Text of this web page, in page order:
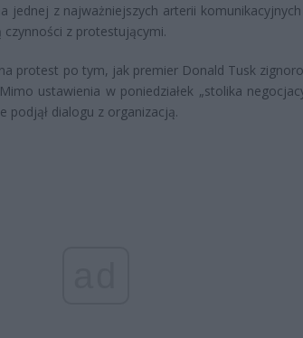
jednej z najważniejszych arterii
z protestującymi.
protest po tym, jak premier Donald Tusk
ustawienia w poniedziałek „stolika
podjął dialogu z organizacją.